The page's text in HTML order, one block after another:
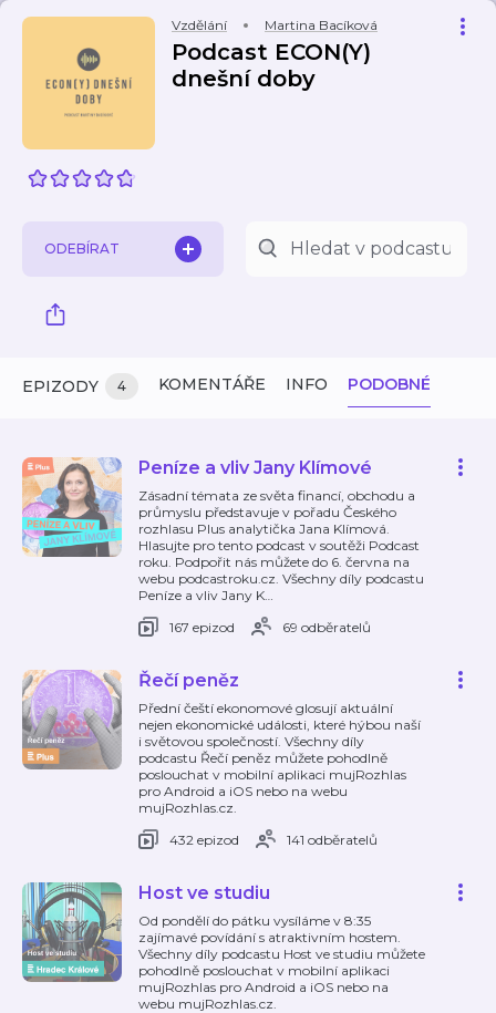
Vzdělání Martina Bacíková
Podcast ECON(Y)
dnešní doby
ODEBÍRAT
EPIZODY 4 KOMENTÁŘE INFO PODOBNÉ
Peníze a vliv Jany Klímové
Zásadní témata ze světa financí, obchodu a
průmyslu představuje v pořadu Českého
rozhlasu Plus analytička Jana Klímová.
Hlasujte pro tento podcast v soutěži Podcast
roku. Podpořit nás můžete do 6. června na
webu podcastroku.cz. Všechny díly podcastu
Peníze a vliv Jany K…
167 epizod
69 odběratelů
Řečí peněz
Přední čeští ekonomové glosují aktuální
nejen ekonomické události, které hýbou naší
i světovou společností. Všechny díly
podcastu Řečí peněz můžete pohodlně
poslouchat v mobilní aplikaci mujRozhlas
pro Android a iOS nebo na webu
mujRozhlas.cz.
432 epizod
141 odběratelů
Host ve studiu
Od pondělí do pátku vysíláme v 8:35
zajímavé povídání s atraktivním hostem.
Všechny díly podcastu Host ve studiu můžete
pohodlně poslouchat v mobilní aplikaci
mujRozhlas pro Android a iOS nebo na
webu mujRozhlas.cz.